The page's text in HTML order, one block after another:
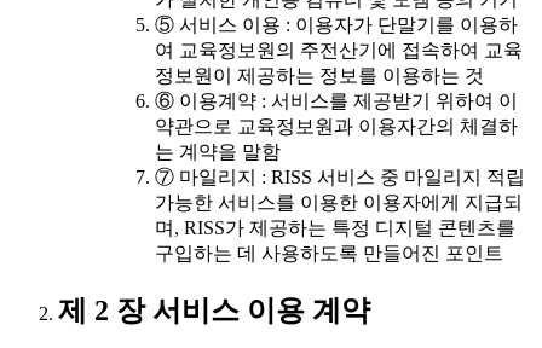
⑤ 서비스 이용 : 이용자가 단말기를 이용하
여 교육정보원의 주전산기에 접속하여 교육
정보원이 제공하는 정보를 이용하는 것
⑥ 이용계약 : 서비스를 제공받기 위하여 이
약관으로 교육정보원과 이용자간의 체결하
는 계약을 말함
⑦ 마일리지 : RISS 서비스 중 마일리지 적립
가능한 서비스를 이용한 이용자에게 지급되
며, RISS가 제공하는 특정 디지털 콘텐츠를
구입하는 데 사용하도록 만들어진 포인트
제 2 장 서비스 이용 계약